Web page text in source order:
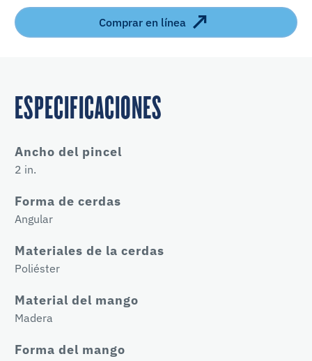
Comprar en línea
ESPECIFICACIONES
Ancho del pincel
2 in.
Forma de cerdas
Angular
Materiales de la cerdas
Poliéster
Material del mango
Madera
Forma del mango